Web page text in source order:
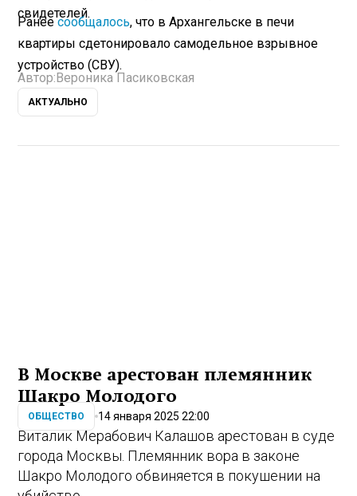
свидетелей.
Ранеесообщалось, что в Архангельске в печи
квартиры сдетонировало самодельное взрывное
устройство (СВУ).
Автор: Вероника Пасиковская
АКТУАЛЬНО
В Москве арестован племянник
Шакро Молодого
ОБЩЕСТВО 14 января 2025 22:00
Виталик Мерабович Калашов арестован в суде
города Москвы. Племянник вора в законе
Шакро Молодого обвиняется в покушении на